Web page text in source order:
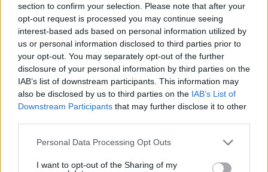
section to confirm your selection. Please note that after your
opt-out request is processed you may continue seeing
interest-based ads based on personal information utilized by
us or personal information disclosed to third parties prior to
your opt-out. You may separately opt-out of the further
disclosure of your personal information by third parties on the
IAB’s list of downstream participants. This information may
also be disclosed by us to third parties on the IAB’s List of
Downstream Participants that may further disclose it to other
Please note that this website/app uses one or more Google
not limited to your visit or usage behaviour. You may click to
Personal Data Processing Opt Outs
I want to opt-out of the Sharing of my
Αποκαλύφθηκε η αιτία θανάτου του 29χρονου πρώην
NBAer Μπράντον Κλαρκ
08.08.2026, 00:28
Πώς εξαργυρώνεται το ιδιωτικό πρόγραμμα σύνταξης –
Όλες οι επιλογές
08.08.2026, 00:18
Συνάντηση Ζελένσκι-Βούτσιτς στο Βελιγράδι:
08.08.2026, 00:14
Σιροπιαστά γλυκά: Πού βρίσκουμε από τα καλύτερα